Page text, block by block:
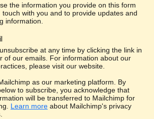
the information you provide on this form
touch with you and to provide updates and
information.
at any time by clicking the link in
of our emails. For information about our
please visit our website.
as our marketing platform. By
to subscribe, you acknowledge that
will be transferred to Mailchimp for
Learn more about Mailchimp's privacy